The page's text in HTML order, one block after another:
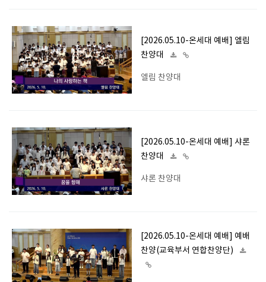
[2026.05.10-온세대 예배] 엘림
찬양대
엘림 찬양대
[2026.05.10-온세대 예배] 샤론
찬양대
샤론 찬양대
[2026.05.10-온세대 예배] 예배
찬양(교육부서 연합찬양단)